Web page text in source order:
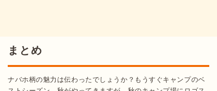
まとめ
ナバホ柄の魅力は伝わったでしょうか？もうすぐキャンプのベ